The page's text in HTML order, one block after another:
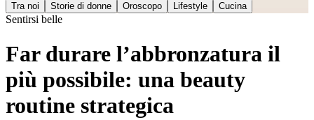
Tra noi
Storie di donne Oroscopo Lifestyle Cucina
Sentirsi belle
Far durare l’abbronzatura il
più possibile: una beauty
routine strategica